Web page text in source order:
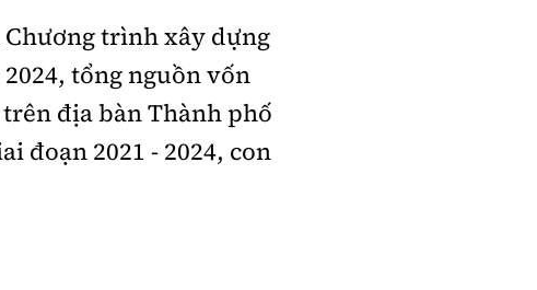
trình xây dựng
tổng nguồn vốn
địa bàn Thành phố
đoạn 2021 - 2024, con